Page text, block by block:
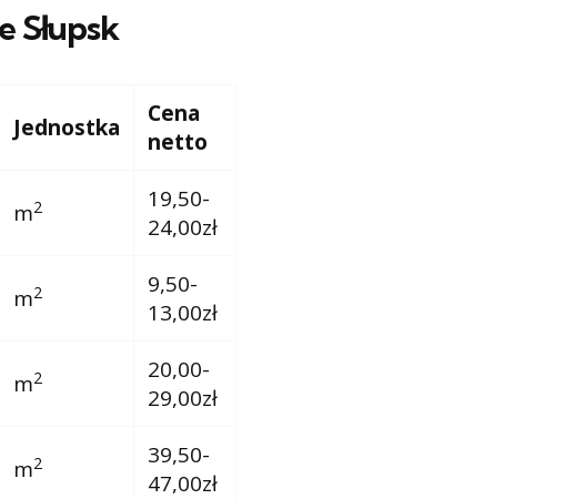
Słupsk
Jednostka
Cena
netto
m2
19,50-
24,00zł
m2
9,50-
13,00zł
m2
20,00-
29,00zł
m2
39,50-
47,00zł